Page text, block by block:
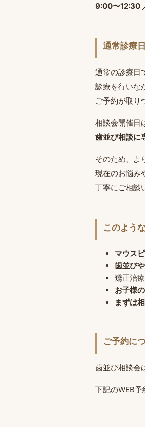
9:00〜12:30
通常診療
通常の診療日
診療を行いな
ご予約が取り
相談会開催日
歯並び相談に
そのため、よ
現在のお悩み
丁寧にご相談
このよう
マウス
歯並び
矯正治
お子様
まずは
ご予約に
歯並び相談会
下記のWEB予